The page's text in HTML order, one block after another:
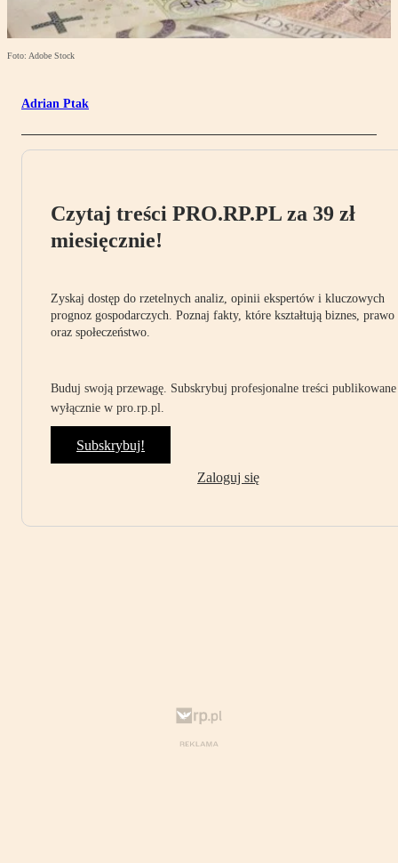
Foto: Adobe Stock
Adrian Ptak
Czytaj treści PRO.RP.PL za 39 zł
miesięcznie!
Zyskaj dostęp do rzetelnych analiz, opinii ekspertów i kluczowych
prognoz gospodarczych. Poznaj fakty, które kształtują biznes, prawo
oraz społeczeństwo.
Buduj swoją przewagę. Subskrybuj profesjonalne treści publikowane
wyłącznie w pro.rp.pl.
Subskrybuj!
Zaloguj się